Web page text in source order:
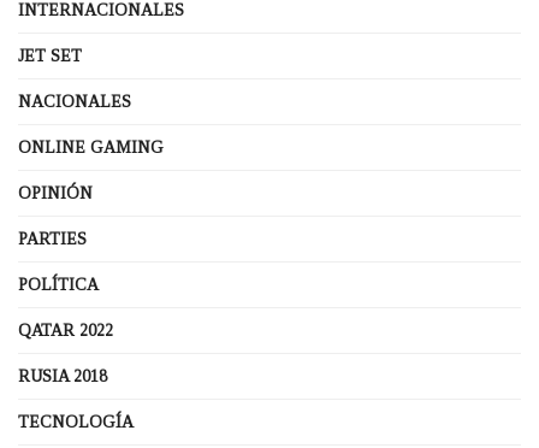
INTERNACIONALES
JET SET
NACIONALES
ONLINE GAMING
OPINIÓN
PARTIES
POLÍTICA
QATAR 2022
RUSIA 2018
TECNOLOGÍA